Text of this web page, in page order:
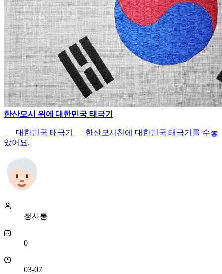
한산모시 위에 대한민국 태극기
대한민국 태극기 한산모시천에 대한민국 태극기를 수놓
았어요.
청사롱
0
03-07